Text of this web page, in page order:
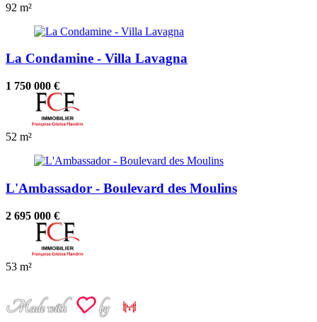
92 m²
La Condamine - Villa Lavagna
1 750 000 €
52 m²
L'Ambassador - Boulevard des Moulins
2 695 000 €
53 m²